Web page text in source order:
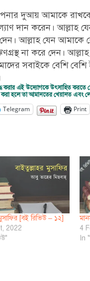
দুআয় আমাকে
দান করেন। আল্লাহ
আল্লাহ যেন
না করে দেন।
সবাইকে বেশি
করার এই উদ্যোগকে উৎসাহিত
হলে তা আমানতের খেয়ানত এবং
Telegram Print
[বই রিভিউ – ১২]
2022
4
In